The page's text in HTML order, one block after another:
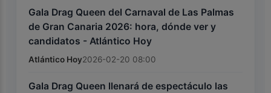
Gala Drag Queen del Carnaval de Las Palmas
de Gran Canaria 2026: hora, dónde ver y
candidatos - Atlántico Hoy
Atlántico Hoy2026-02-20 08:00
Gala Drag Queen llenará de espectáculo las